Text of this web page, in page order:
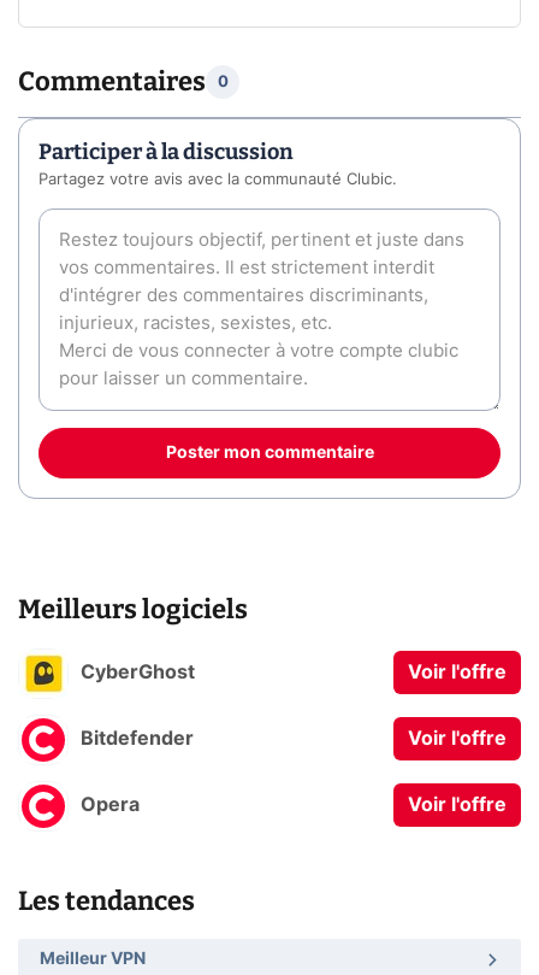
Commentaires 0
Participer à la discussion
Partagez votre avis avec la communauté Clubic.
Poster mon commentaire
Meilleurs logiciels
CyberGhost Voir l'offre
Bitdefender Voir l'offre
Opera Voir l'offre
Les tendances
Meilleur VPN